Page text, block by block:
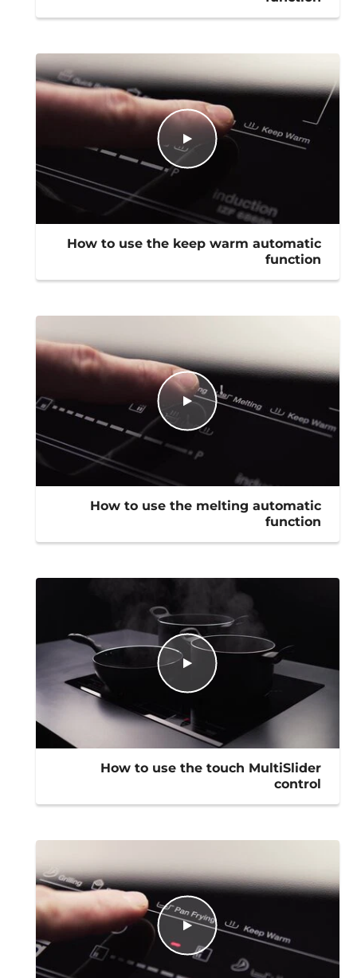
How to use the keep warm automatic
function
How to use the melting automatic
function
How to use the touch MultiSlider
control